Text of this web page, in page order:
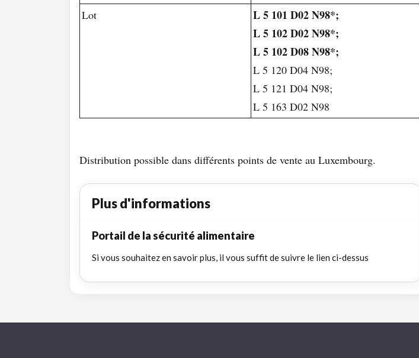
Lot
L 5 101 D02 N98*;
L 5 102 D02 N98*;
L 5 102 D08 N98*;
L 5 120 D04 N98;
L 5 121 D04 N98;
L 5 163 D02 N98
Distribution possible dans différents points de vente au Luxembourg.
Plus d'informations
Portail de la sécurité alimentaire
Si vous souhaitez en savoir plus, il vous suffit de suivre le lien ci-dessus